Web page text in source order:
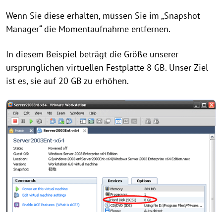
Wenn Sie diese erhalten, müssen Sie im „Snapshot
Manager“ die Momentaufnahme entfernen.
In diesem Beispiel beträgt die Größe unserer
ursprünglichen virtuellen Festplatte 8 GB. Unser Ziel
ist es, sie auf 20 GB zu erhöhen.